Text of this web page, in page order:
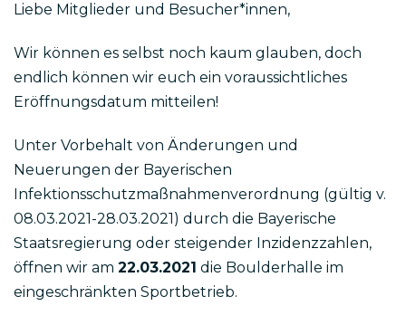
Liebe Mitglieder und Besucher*innen,
Wir können es selbst noch kaum glauben, doch
endlich können wir euch ein voraussichtliches
Eröffnungsdatum mitteilen!
Unter Vorbehalt von Änderungen und
Neuerungen der Bayerischen
Infektionsschutzmaßnahmenverordnung (gültig v.
08.03.2021-28.03.2021) durch die Bayerische
Staatsregierung oder steigender Inzidenzzahlen,
öffnen wir am 22.03.2021 die Boulderhalle im
eingeschränkten Sportbetrieb.